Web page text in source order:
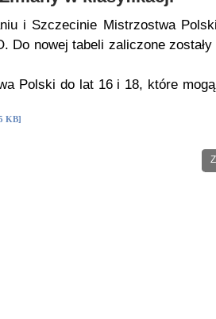
i Szczecinie Mistrzostwa
Do nowej tabeli zaliczone
Polski do lat 16 i 18, które
KB]